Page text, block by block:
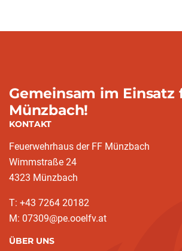
Gemeinsam im Einsatz
Münzbach!
KONTAKT
Feuerwehrhaus der FF Münzbach
Wimmstraße 24
4323 Münzbach
T: +43 7264 20182
M: 07309@pe.ooelfv.at
ÜBER UNS